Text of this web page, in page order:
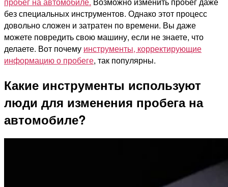
без специальных инструментов. Однако этот процесс
довольно сложен и затратен по времени. Вы даже
можете повредить свою машину, если не знаете, что
делаете. Вот почему инструменты, корректирующие
информацию о пробеге, так популярны.
Какие инструменты используют
люди для изменения пробега на
автомобиле?